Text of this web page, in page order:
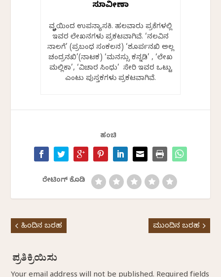
ಸುಮಾವೀಣಾ
ವೃತ್ತಿಯಿಂದ ಉಪನ್ಯಾಸಕಿ. ಹಲವಾರು ಪತ್ರಿಕೆಗಳಲ್ಲಿ
ಇವರ ಲೇಖನಗಳು ಪ್ರಕಟವಾಗಿವೆ. ‘ನಲವಿನ
ನಾಲಗೆ’ (ಪ್ರಬಂಧ ಸಂಕಲನ) ‘ಶೂರ್ಪನಖಿ ಅಲ್ಲ
ಚಂದ್ರನಖಿ’(ನಾಟಕ) ‘ಮನಸ್ಸು ಕನ್ನಡಿ’ , ‘ಲೇಖ
ಮಲ್ಲಿಕಾ’, ‘ವಿಚಾರ ಸಿಂಧು’ ಸೇರಿ ಇವರ ಒಟ್ಟು
ಎಂಟು ಪುಸ್ತಕಗಳು ಪ್ರಕಟವಾಗಿವೆ.
ಹಂಚಿ
ರೇಟಿಂಗ್ ಕೊಡಿ
ಹಿಂದಿನ ಬರಹ ಮುಂದಿನ ಬರಹ